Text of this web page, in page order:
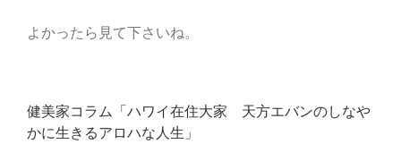
よかったら見て下さいね。
健美家コラム「ハワイ在住大家 天方エバンのしなや
かに生きるアロハな人生」